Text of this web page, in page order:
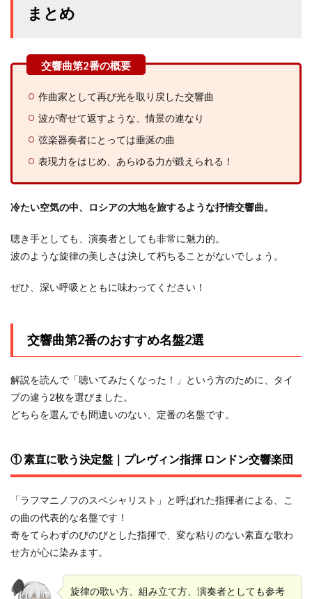
まとめ
作曲家として再び光を取り戻した交響曲
波が寄せて返すような、情景の連なり
弦楽器奏者にとっては垂涎の曲
表現力をはじめ、あらゆる力が鍛えられる！
冷たい空気の中、ロシアの大地を旅するような抒情交響曲。
聴き手としても、演奏者としても非常に魅力的。
波のような旋律の美しさは決して朽ちることがないでしょう。
ぜひ、深い呼吸とともに味わってください！
交響曲第2番のおすすめ名盤2選
解説を読んで「聴いてみたくなった！」という方のために、タイ
プの違う2枚を選びました。
どちらを選んでも間違いのない、定番の名盤です。
① 素直に歌う決定盤｜プレヴィン指揮 ロンドン交響楽団
「ラフマニノフのスペシャリスト」と呼ばれた指揮者による、こ
の曲の代表的な名盤です！
奇をてらわずのびのびとした指揮で、変な粘りのない素直な歌わ
せ方が心に染みます。
旋律の歌い方、組み立て方、演奏者としても参考